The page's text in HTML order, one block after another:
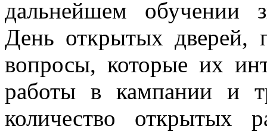
дальнейшем обучении
День открытых дверей,
вопросы, которые их
работы в кампании и
количество открытых